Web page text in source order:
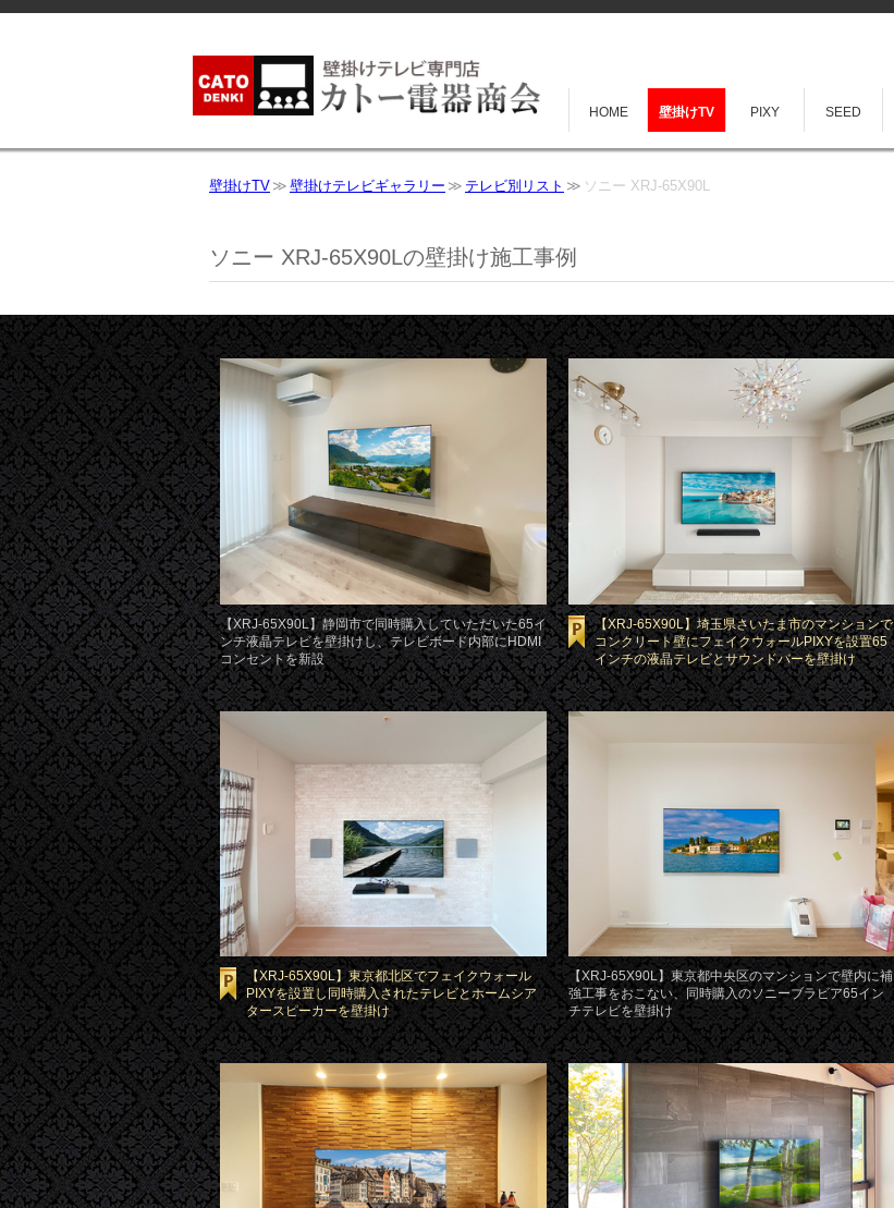
HOME 壁掛けTV PIXY SEED
壁掛けTV 壁掛けテレビギャラリー テレビ別リスト ソニー XRJ-65X90L
ソニー XRJ-65X90Lの壁掛け施工事例
【XRJ-65X90L】静岡市で同時購入していただいた65イ
ンチ液晶テレビを壁掛けし、テレビボード内部にHDMI
コンセントを新設
【XRJ-65X90L】埼玉県さいたま市のマンションで
コンクリート壁にフェイクウォールPIXYを設置65
インチの液晶テレビとサウンドバーを壁掛け
【XRJ-65X90L】東京都北区でフェイクウォール
PIXYを設置し同時購入されたテレビとホームシア
タースピーカーを壁掛け
【XRJ-65X90L】東京都中央区のマンションで壁内に補
強工事をおこない、同時購入のソニーブラビア65イン
チテレビを壁掛け